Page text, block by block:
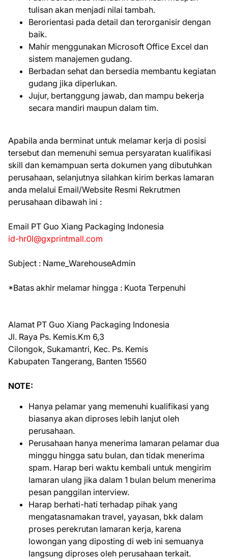
tulisan akan menjadi nilai tambah.
Berorientasi pada detail dan terorganisir dengan
baik.
Mahir menggunakan Microsoft Office Excel dan
sistem manajemen gudang.
Berbadan sehat dan bersedia membantu kegiatan
gudang jika diperlukan.
Jujur, bertanggung jawab, dan mampu bekerja
secara mandiri maupun dalam tim.
Apabila anda berminat untuk melamar kerja di posisi
tersebut dan memenuhi semua persyaratan kualifikasi
skill dan kemampuan serta dokumen yang dibutuhkan
perusahaan, selanjutnya silahkan kirim berkas lamaran
anda melalui Email/Website Resmi Rekrutmen
perusahaan dibawah ini :
Emаіl PT Guo Xiang Packaging Indonesia
id-hr0l@gxprintmall.com
Subject : Name_WarehouseAdmin
*Batas akhir melamar hingga : Kuota Terpenuhi
Alamat PT Guo Xiang Packaging Indonesia
Jl. Raya Ps. Kemis.Km 6,3
Cilongok, Sukamantri, Kec. Ps. Kemis
Kabupaten Tangerang, Banten 15560
NOTE:
Hanya pelamar yang memenuhi kualifikasi yang
biasanya akan diproses lebih lanjut oleh
perusahaan.
Perusahaan hanya menerima lamaran pelamar dua
minggu hingga satu bulan, dan tidak menerima
spam. Harap beri waktu kembali untuk mengirim
lamaran ulang jika dalam 1 bulan belum menerima
pesan panggilan interview.
Harap berhati-hati terhadap pihak yang
mengatasnamakan travel, yayasan, bkk dalam
proses perekrutan lamaran kerja, karena
lowongan yang diposting di web ini semuanya
langsung diproses oleh perusahaan terkait.